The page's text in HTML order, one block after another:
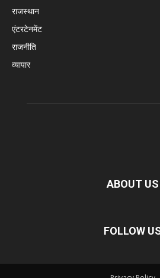
राजस्थान
एंटरटेनमेंट
राजनीति
व्यापार
ABOUT US
FOLLOW